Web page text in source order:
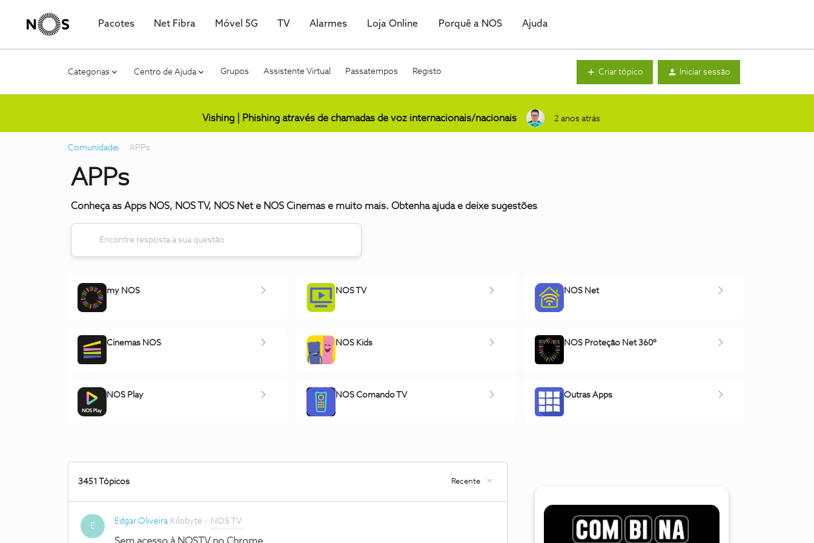
Pacotes Net Fibra Móvel 5G TV Alarmes Loja Online Porquê a NOS Ajuda
Categorias Centro de Ajuda Grupos Assistente Virtual Passatempos Registo Criar tópico Iniciar sessão
Vishing | Phishing através de chamadas de voz internacionais/nacionais 2 anos atrás
Comunidade APPs
APPs
Conheça as Apps NOS, NOS TV, NOS Net e NOS Cinemas e muito mais. Obtenha ajuda e deixe sugestões
my NOS NOS TV NOS Net
Cinemas NOS NOS Kids NOS Proteção Net 360º
NOS Play NOS Comando TV Outras Apps
3451 Tópicos Recente
E
Edgar Oliveira Kilobyte NOS TV